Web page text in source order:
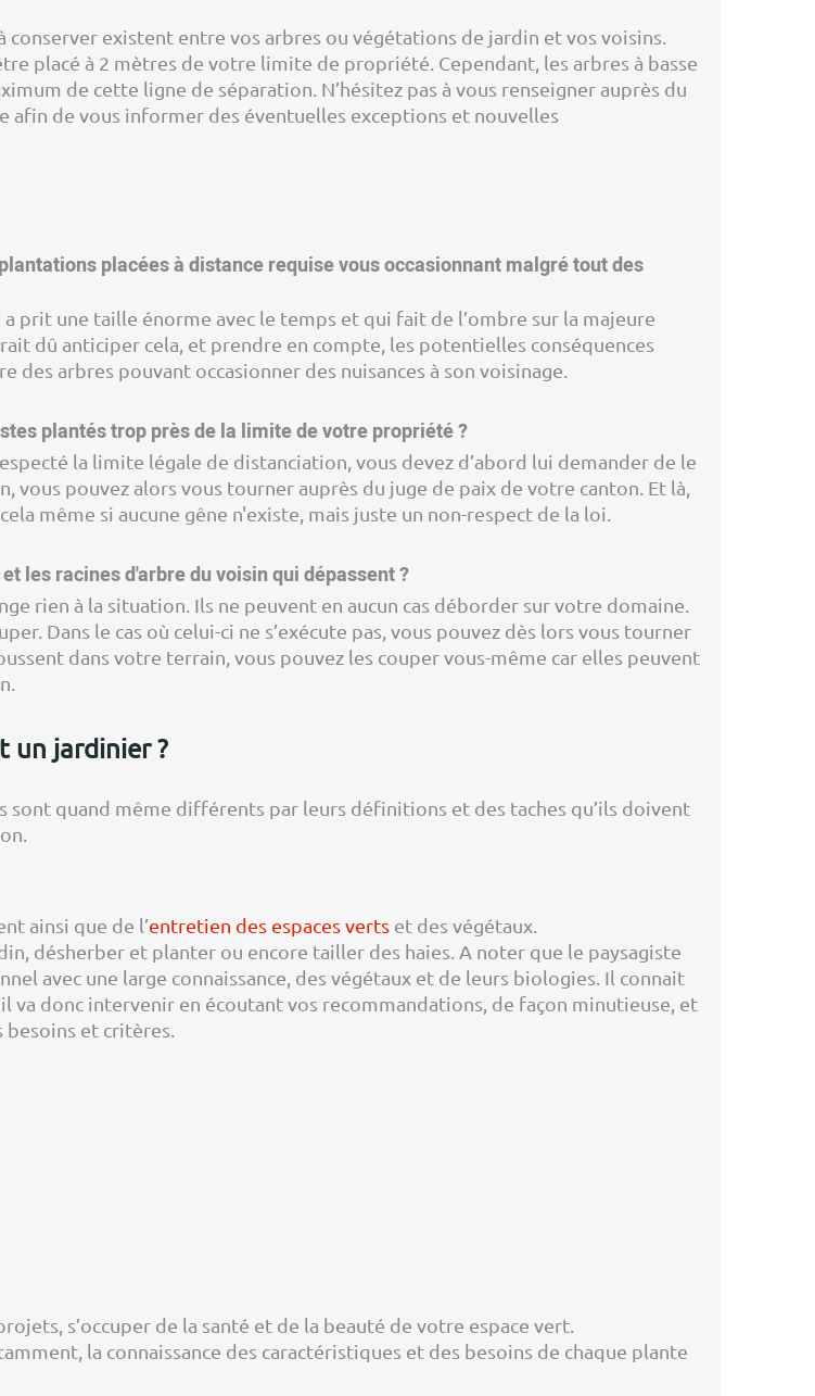
existent entre vos arbres ou végétations de jardin et vos voisins.
placé à 2 mètres de votre limite de propriété. Cependant, les arbres à basse
de cette ligne de séparation. N’hésitez pas à vous renseigner auprès du
de vous informer des éventuelles exceptions et nouvelles
placées à distance requise vous occasionnant malgré tout des
prit une taille énorme avec le temps et qui fait de l’ombre sur la majeure
dû anticiper cela, et prendre en compte, les potentielles conséquences
arbres pouvant occasionner des nuisances à son voisinage.
plantés trop près de la limite de votre propriété ?
la limite légale de distanciation, vous devez d’abord lui demander de le
vous pouvez alors vous tourner auprès du juge de paix de votre canton. Et là,
même si aucune gêne n'existe, mais juste un non-respect de la loi.
les racines d'arbre du voisin qui dépassent ?
rien à la situation. Ils ne peuvent en aucun cas déborder sur votre domaine.
Dans le cas où celui-ci ne s’exécute pas, vous pouvez dès lors vous tourner
dans votre terrain, vous pouvez les couper vous-même car elles peuvent
un jardinier ?
sont quand même différents par leurs définitions et des taches qu’ils doivent
ainsi que de l’entretien des espaces verts et des végétaux.
désherber et planter ou encore tailler des haies. A noter que le paysagiste
avec une large connaissance, des végétaux et de leurs biologies. Il connait
va donc intervenir en écoutant vos recommandations, de façon minutieuse, et
et critères.
s’occuper de la santé et de la beauté de votre espace vert.
la connaissance des caractéristiques et des besoins de chaque plante